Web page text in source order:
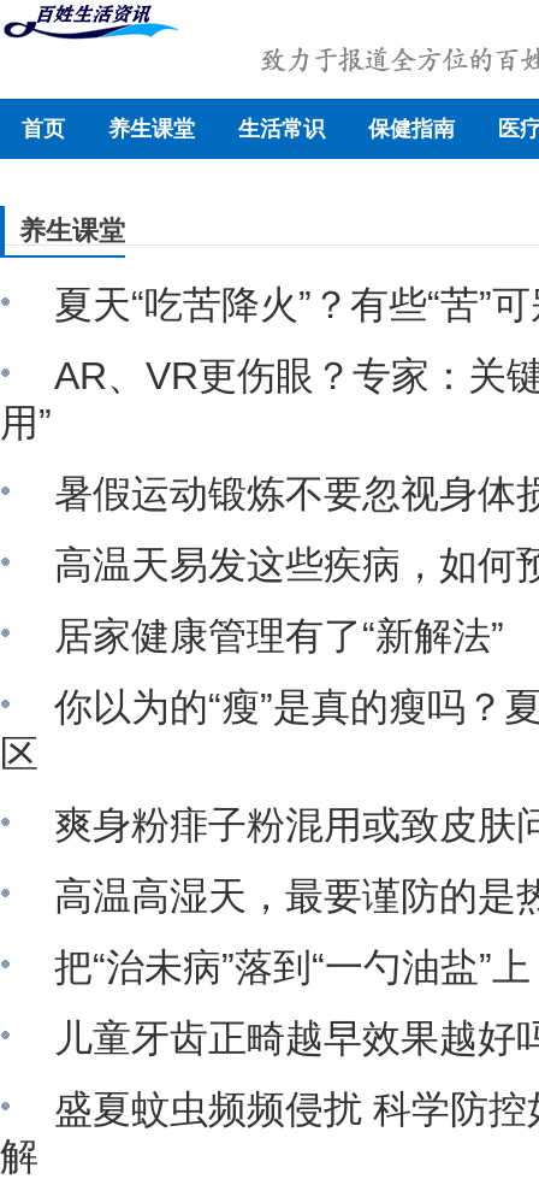
首页 养生课堂 生活常识 保健指南 医
养生课堂
夏天“吃苦降火”？有些“苦”
AR、VR更伤眼？专家：关
用”
暑假运动锻炼不要忽视身体
高温天易发这些疾病，如何
居家健康管理有了“新解法”
你以为的“瘦”是真的瘦吗？
区
爽身粉痱子粉混用或致皮肤
高温高湿天，最要谨防的是
把“治未病”落到“一勺油盐”上
儿童牙齿正畸越早效果越好
盛夏蚊虫频频侵扰 科学防
解